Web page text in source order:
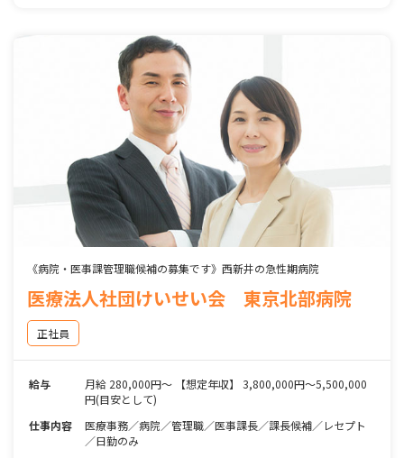
《病院・医事課管理職候補の募集です》西新井の急性期病院
医療法人社団けいせい会 東京北部病院
正社員
給与
月給 280,000円～ 【想定年収】 3,800,000円～5,500,000
円(目安として)
仕事内容
医療事務／病院／管理職／医事課長／課長候補／レセプト
／日勤のみ